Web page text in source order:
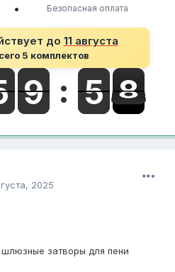
• Безопасная оплата
до 11 августа
5 комплектов
2025
затворы для пени